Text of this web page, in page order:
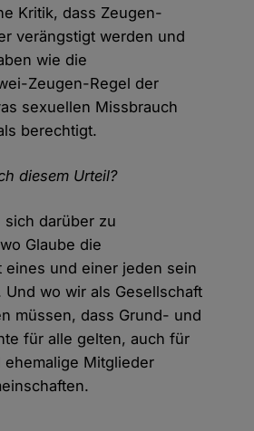
Kritik, dass Zeugen-
verängstigt werden und
wie die
Zeugen-Regel der
sexuellen Missbrauch
berechtigt.
diesem Urteil?
sich darüber zu
Glaube die
eines und einer jeden sein
Und wo wir als Gesellschaft
müssen, dass Grund- und
für alle gelten, auch für
Mitglieder